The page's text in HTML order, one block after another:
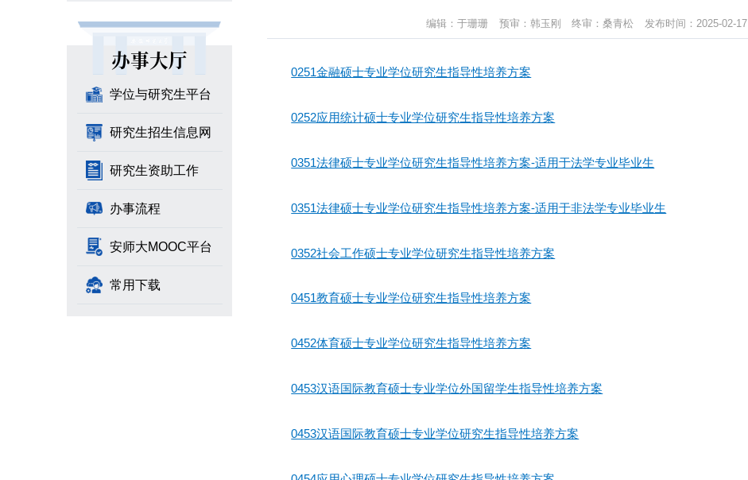
办事大厅
学位与研究生平台
研究生招生信息网
研究生资助工作
办事流程
安师大MOOC平台
常用下载
编辑：于珊珊 预审：韩玉刚 终审：桑青松 发布时间：2025-02-17
0251金融硕士专业学位研究生指导性培养方案
0252应用统计硕士专业学位研究生指导性培养方案
0351法律硕士专业学位研究生指导性培养方案-适用于法学专业毕业生
0351法律硕士专业学位研究生指导性培养方案-适用于非法学专业毕业生
0352社会工作硕士专业学位研究生指导性培养方案
0451教育硕士专业学位研究生指导性培养方案
0452体育硕士专业学位研究生指导性培养方案
0453汉语国际教育硕士专业学位外国留学生指导性培养方案
0453汉语国际教育硕士专业学位研究生指导性培养方案